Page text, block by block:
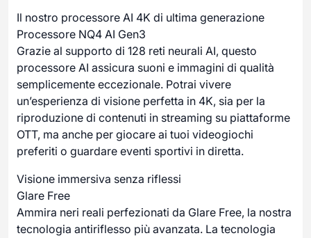
Il nostro processore AI 4K di ultima generazione
Processore NQ4 AI Gen3
Grazie al supporto di 128 reti neurali AI, questo
processore AI assicura suoni e immagini di qualità
semplicemente eccezionale. Potrai vivere
un’esperienza di visione perfetta in 4K, sia per la
riproduzione di contenuti in streaming su piattaforme
OTT, ma anche per giocare ai tuoi videogiochi
preferiti o guardare eventi sportivi in diretta.
Visione immersiva senza riflessi
Glare Free
Ammira neri reali perfezionati da Glare Free, la nostra
tecnologia antiriflesso più avanzata. La tecnologia